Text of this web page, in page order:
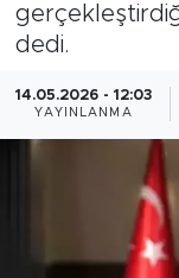
dedi.
14.05.2026 - 12:03
YAYINLANMA
Özel
Politika
Resmi
Spor